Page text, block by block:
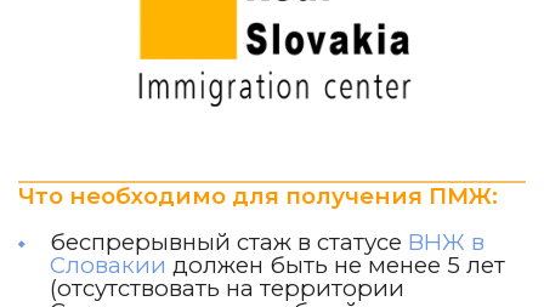
Что необходимо для получения ПМЖ:
беспрерывный стаж в статусе ВНЖ в
Словакии должен быть не менее 5 лет
(отсутствовать на территории